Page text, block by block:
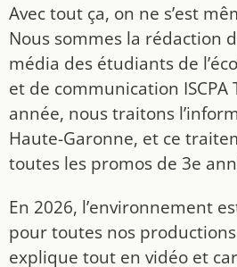
Avec tout ça, on ne s’est
Nous sommes la rédaction
média des étudiants de
et de communication ISCPA
année, nous traitons
Haute-Garonne, et ce
toutes les promos de 3e
En 2026, l’environnement
pour toutes nos
explique tout en vidéo et